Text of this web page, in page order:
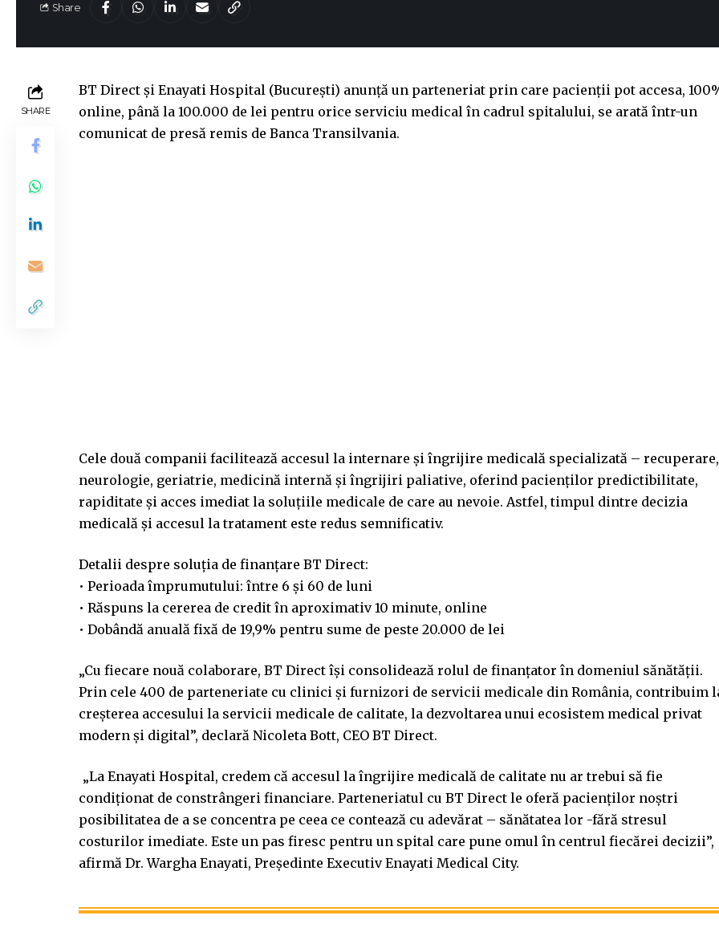
Share
SHARE
BT Direct și Enayati Hospital (București) anunță un parteneriat prin care pacienții pot accesa,
online, până la 100.000 de lei pentru orice serviciu medical în cadrul spitalului, se arată într-un
comunicat de presă remis de Banca Transilvania.
Cele două companii facilitează accesul la internare și îngrijire medicală specializată – recuperare,
neurologie, geriatrie, medicină internă și îngrijiri paliative, oferind pacienților predictibilitate,
rapiditate și acces imediat la soluțiile medicale de care au nevoie. Astfel, timpul dintre decizia
medicală și accesul la tratament este redus semnificativ.
Detalii despre soluția de finanțare BT Direct:
• Perioada împrumutului: între 6 și 60 de luni
• Răspuns la cererea de credit în aproximativ 10 minute, online
• Dobândă anuală fixă de 19,9% pentru sume de peste 20.000 de lei
„Cu fiecare nouă colaborare, BT Direct își consolidează rolul de finanțator în domeniul sănătății.
Prin cele 400 de parteneriate cu clinici și furnizori de servicii medicale din România, contribuim
creșterea accesului la servicii medicale de calitate, la dezvoltarea unui ecosistem medical privat
modern și digital”, declară Nicoleta Bott, CEO BT Direct.
„La Enayati Hospital, credem că accesul la îngrijire medicală de calitate nu ar trebui să fie
condiționat de constrângeri financiare. Parteneriatul cu BT Direct le oferă pacienților noștri
posibilitatea de a se concentra pe ceea ce contează cu adevărat – sănătatea lor -fără stresul
costurilor imediate. Este un pas firesc pentru un spital care pune omul în centrul fiecărei decizii”,
afirmă Dr. Wargha Enayati, Președinte Executiv Enayati Medical City.